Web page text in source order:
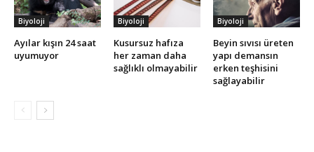
Biyoloji
Ayılar kışın 24 saat
uyumuyor
Biyoloji
Kusursuz hafıza
her zaman daha
sağlıklı olmayabilir
Biyoloji
Beyin sıvısı üreten
yapı demansın
erken teşhisini
sağlayabilir